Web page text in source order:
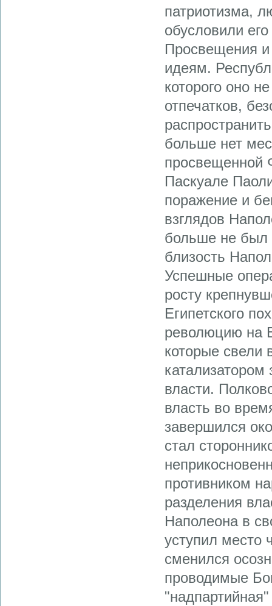
патриотизма,
обусловили
Просвещения и
идеям.
которого оно
отпечатков,
больше нет
просвещенной
Паскуале
поражение и
взглядов
больше не был
близость
Успешные
росту
Египетского
революцию на
которые свели
власти.
власть во
завершился
стал
противником
разделения
Наполеона в
уступил место
сменился
проводимые